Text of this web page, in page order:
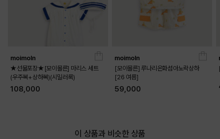
moimoln
★선물포장★[모이몰른] 마리스 세트
(우주복+상하복)(시밀러룩)
108,000
moimoln
[모이몰른] 루나리온화섬아노락상하
[26 여름]
59,000
이 상품과 비슷한 상품